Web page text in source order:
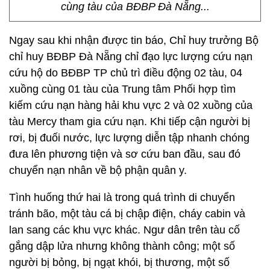
cùng tàu của BĐBP Đà Nẵng...
Ngay sau khi nhận được tin báo, Chỉ huy trưởng Bộ
chỉ huy BĐBP Đà Nẵng chỉ đạo lực lượng cứu nạn
cứu hộ do BĐBP TP chủ trì điều động 02 tàu, 04
xuồng cùng 01 tàu của Trung tâm Phối hợp tìm
kiếm cứu nạn hàng hải khu vực 2 và 02 xuồng của
tàu Mercy tham gia cứu nạn. Khi tiếp cận người bị
rơi, bị đuối nước, lực lượng diễn tập nhanh chóng
đưa lên phương tiện và sơ cứu ban đầu, sau đó
chuyển nạn nhân về bộ phận quân y.
Tình huống thứ hai là trong quá trình di chuyển
tránh bão, một tàu cá bị chập điện, cháy cabin và
lan sang các khu vực khác. Ngư dân trên tàu cố
gắng dập lửa nhưng không thành công; một số
người bị bỏng, bị ngạt khói, bị thương, một số